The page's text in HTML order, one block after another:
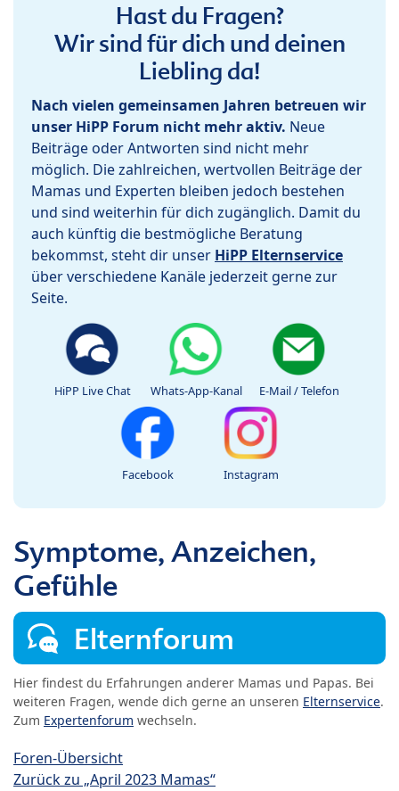
Hast du Fragen?
Wir sind für dich und deinen
Liebling da!
Nach vielen gemeinsamen Jahren betreuen wir
unser HiPP Forum nicht mehr aktiv. Neue
Beiträge oder Antworten sind nicht mehr
möglich. Die zahlreichen, wertvollen Beiträge der
Mamas und Experten bleiben jedoch bestehen
und sind weiterhin für dich zugänglich. Damit du
auch künftig die bestmögliche Beratung
bekommst, steht dir unser HiPP Elternservice
über verschiedene Kanäle jederzeit gerne zur
Seite.
HiPP Live Chat Whats-App-Kanal E-Mail / Telefon
Facebook Instagram
Symptome, Anzeichen,
Gefühle
Elternforum
Hier findest du Erfahrungen anderer Mamas und Papas. Bei
weiteren Fragen, wende dich gerne an unseren Elternservice.
Zum Expertenforum wechseln.
Foren-Übersicht
Zurück zu „April 2023 Mamas“